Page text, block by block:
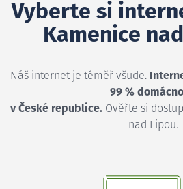
Vyberte si
Kamenice
Náš internet je téměř všude.
99 %
v České republice. Ověřte si
nad Lipou.